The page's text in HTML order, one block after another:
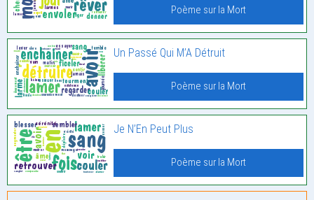
Poème sur la Mort
Un Passé Qui M’A Détruit
Poème sur la Mort
Je N’En Peut Plus
Poème sur la Mort